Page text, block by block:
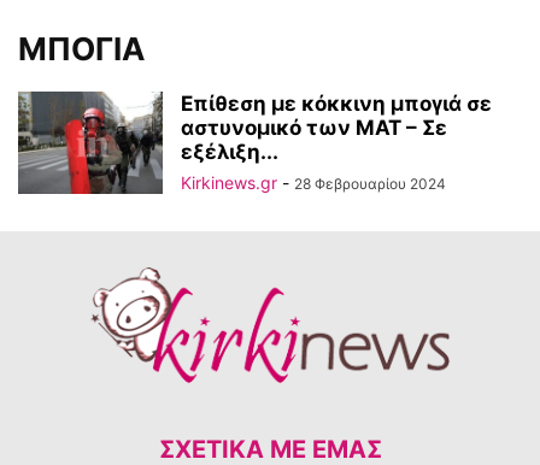
ΜΠΟΓΙΑ
Επίθεση με κόκκινη μπογιά σε
αστυνομικό των ΜΑΤ – Σε
εξέλιξη...
Kirkinews.gr - 28 Φεβρουαρίου 2024
ΣΧΕΤΙΚΆ ΜΕ ΕΜΆΣ